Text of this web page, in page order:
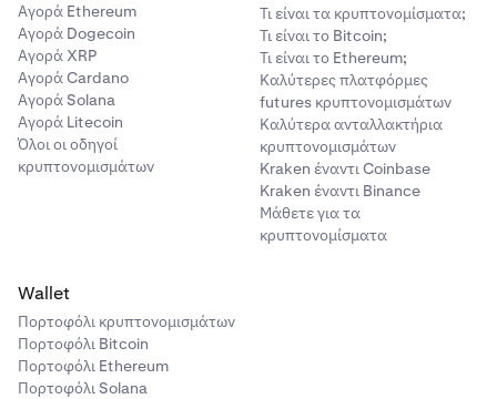
Αγορά Ethereum
Αγορά Dogecoin
Αγορά XRP
Αγορά Cardano
Αγορά Solana
Αγορά Litecoin
Όλοι οι οδηγοί
κρυπτονομισμάτων
Τι είναι τα κρυπτονομίσματα;
Τι είναι το Bitcoin;
Τι είναι το Ethereum;
Καλύτερες πλατφόρμες
futures κρυπτονομισμάτων
Καλύτερα ανταλλακτήρια
κρυπτονομισμάτων
Kraken έναντι Coinbase
Kraken έναντι Binance
Μάθετε για τα
κρυπτονομίσματα
Wallet
Πορτοφόλι κρυπτονομισμάτων
Πορτοφόλι Bitcoin
Πορτοφόλι Ethereum
Πορτοφόλι Solana